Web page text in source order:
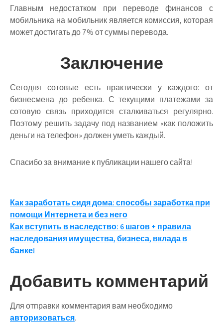
Главным недостатком при переводе финансов с
мобильника на мобильник является комиссия, которая
может достигать до 7% от суммы перевода.
Заключение
Сегодня сотовые есть практически у каждого: от
бизнесмена до ребенка. С текущими платежами за
сотовую связь приходится сталкиваться регулярно.
Поэтому решить задачу под названием «как положить
деньги на телефон» должен уметь каждый.
Спасибо за внимание к публикации нашего сайта!
Навигация
по
записям
Как заработать сидя дома: способы заработка при
помощи Интернета и без него
Как вступить в наследство: 6 шагов + правила
наследования имущества, бизнеса, вклада в
банке!
Добавить комментарий
Для отправки комментария вам необходимо
авторизоваться.